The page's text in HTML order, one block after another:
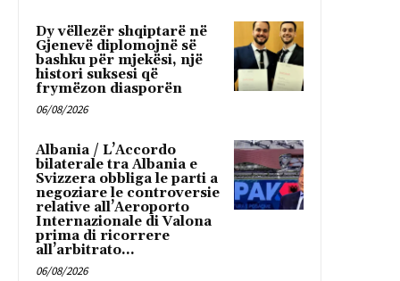
Dy vëllezër shqiptarë në
Gjenevë diplomojnë së
bashku për mjekësi, një
histori suksesi që
frymëzon diasporën
06/08/2026
Albania / L’Accordo
bilaterale tra Albania e
Svizzera obbliga le parti a
negoziare le controversie
relative all’Aeroporto
Internazionale di Valona
prima di ricorrere
all’arbitrato...
06/08/2026